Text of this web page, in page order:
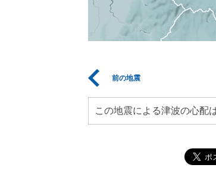
前の地震
この地震による津波の心配